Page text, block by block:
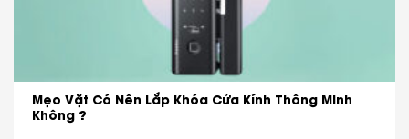
Mẹo Vặt Có Nên Lắp Khóa Cửa Kính Thông Minh
Không ?